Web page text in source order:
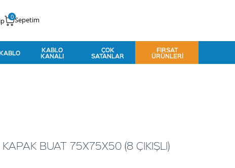
Sepetim
0
KABLO KABLO
KANALI
ÇOK
SATANLAR
FIRSAT
ÜRÜNLERI
BUAT 75X75X50 (8 ÇIKIŞLI)